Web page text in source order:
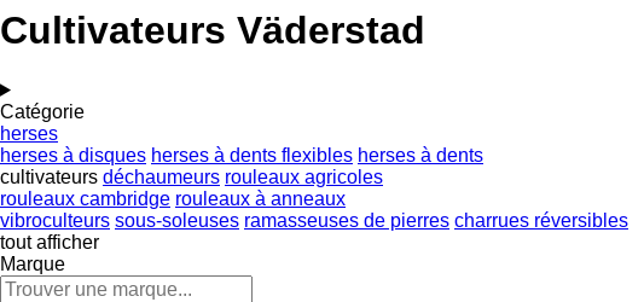
Cultivateurs Väderstad
Catégorie
herses
herses à disques herses à dents flexibles herses à dents
cultivateurs déchaumeurs rouleaux agricoles
rouleaux cambridge rouleaux à anneaux
vibroculteurs sous-soleuses ramasseuses de pierres charrues réversibles
tout afficher
Marque